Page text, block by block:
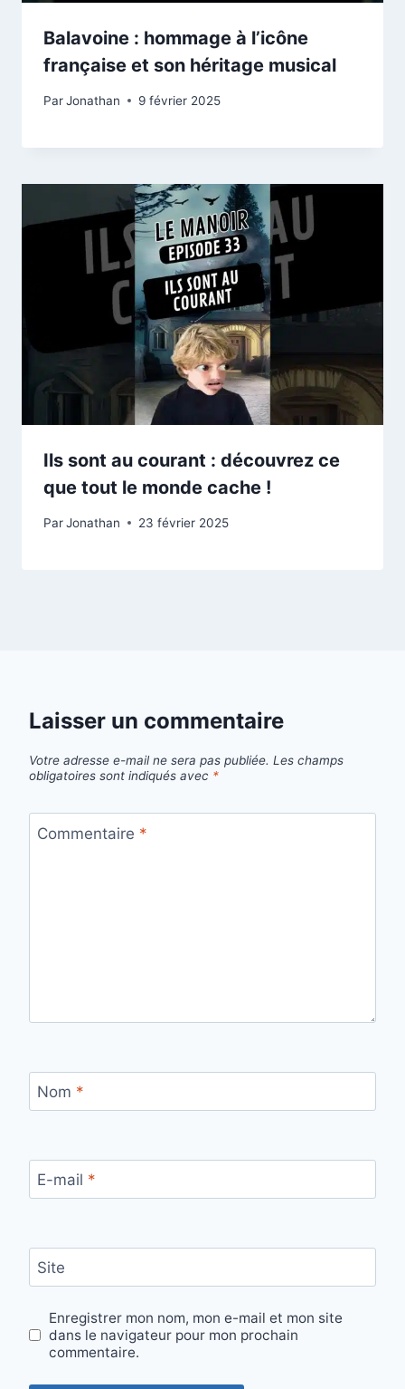
Balavoine : hommage à l’icône
française et son héritage musical
ParJonathan 9 février 2025
Ils sont au courant : découvrez ce
que tout le monde cache !
ParJonathan 23 février 2025
Laisser un commentaire
Votre adresse e-mail ne sera pas publiée. Les champs
obligatoires sont indiqués avec *
Commentaire *
Nom *
E-mail *
Site
Enregistrer mon nom, mon e-mail et mon site
dans le navigateur pour mon prochain
commentaire.